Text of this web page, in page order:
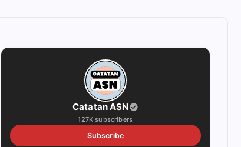
Catatan ASN
127K subscribers
Subscribe